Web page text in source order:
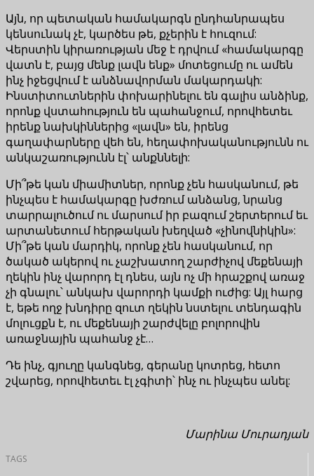
Այն, որ պետական համակարգն ընդհանրապես
կենսունակ չէ, կարծես թե, քչերին է հուզում:
Վերստին կիրառության մեջ է դրվում «համակարգը
վատն է, բայց մենք լավն ենք» մոտեցումը ու ամեն
ինչ իջեցվում է անձնավորման մակարդակի:
Ինստիտուտներին փոխարինելու են գալիս անձինք,
որոնք վստահություն են պահանջում, որովհետեւ
իրենք նախկիններից «լավն» են, իրենց
գաղափարները վեհ են, հեղափոխականությունն ու
անկաշառությունն էլ՝ անքննելի:
Մի՞թե կան միամիտներ, որոնք չեն հասկանում, թե
ինչպես է համակարգը խժռում անձանց, նրանց
տարրալուծում ու մարսում իր բազում շերտերում եւ
արտանետում հերթական խեղված «չինովնիկին»:
Մի՞թե կան մարդիկ, որոնք չեն հասկանում, որ
ծակած ակերով ու չաշխատող շարժիչով մեքենայի
ղեկին ինչ վարորդ էլ դնես, այն ոչ մի հրաշքով առաջ
չի գնալու՝ անկախ վարորդի կամքի ուժից: Այլ հարց
է, եթե ողջ խնդիրը զուտ ղեկին նստելու տենդագին
մոլուցքն է, ու մեքենայի շարժվելը բոլորովին
առաջնային պահանջ չէ…
Դե ինչ, գյուղը կանգնեց, գերանը կոտրեց, հետո
շվարեց, որովհետեւ էլ չգիտի՝ ինչ ու ինչպես անել:
Մարինա Մուրադյան
TAGS